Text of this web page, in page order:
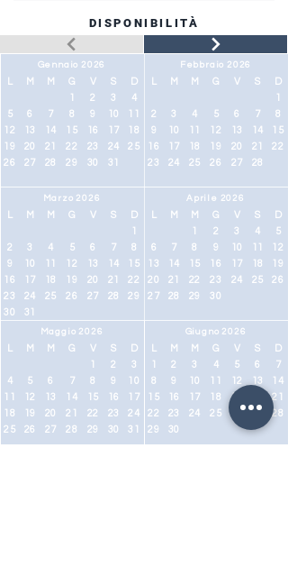
DISPONIBILITÀ
Gennaio 2026
M M G V S
D
1
2 3
4
5
6 7 8 9 10
11
12
13 14 15 16 17
18
19
20 21 22 23 24
25
26
27 28 29 30 31
Marzo 2026
M M G V S
D
1
2
3 4 5 6 7
8
9
10 11 12 13 14
15
16
17 18 19 20 21
22
23
24 25 26 27 28
29
30
31
Maggio 2026
M M G V S
D
1
2
3
4
5 6 7 8 9
10
11
12 13 14 15 16
17
18
19 20 21 22 23
24
25
26 27 28 29 30 31
Febbraio 2026
M M G V S
D
1
2
3 4 5 6 7
8
9
10 11 12 13 14
15
16
17 18 19 20 21
22
23
24 25 26 27 28
Aprile 2026
M M G V S
D
1
2 3 4
5
6
7 8 9 10 11
12
13
14 15 16 17 18
19
20
21 22 23 24 25
26
27
28 29 30
Giugno 2026
M M G V S
D
1
2 3 4 5 6
7
8
9 10 11 12 13
14
15
16 17 18 19
21
22
23 24 25 26 27
28
29
30